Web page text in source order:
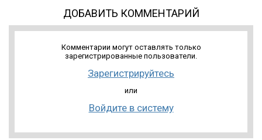
ДОБАВИТЬ КОММЕНТАРИЙ
Комментарии могут оставлять только
зарегистрированные пользователи.
Зарегистрируйтесь
или
Войдите в систему